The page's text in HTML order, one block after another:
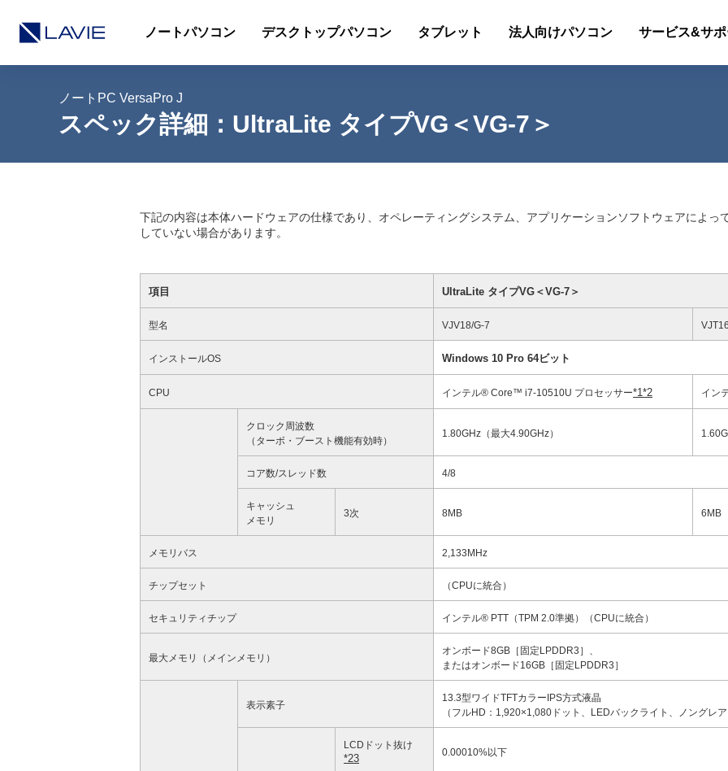
ノートパソコン デスクトップパソコン タブレット 法人向けパソコン サービス&サポ
スペック詳細：UltraLite タイプVG＜VG-7＞
ノートPC VersaPro J
下記の内容は本体ハードウェアの仕様であり、オペレーティングシステム、アプリケーションソフトウェアによっ
していない場合があります。
項目 UltraLite タイプVG＜VG-7＞
型名 VJV18/G-7
インストールOS Windows 10 Pro 64ビット
CPU インテル® Core™ i7-10510U プロセッサー*1*2 イン
クロック周波数
（ターボ・ブースト機能有効時）
1.80GHz（最大4.90GHz）
コア数/スレッド数 4/8
キャッシュ
メモリ
3次 8MB 6MB
メモリバス 2,133MHz
チップセット （CPUに統合）
セキュリティチップ インテル® PTT（TPM 2.0準拠）（CPUに統合）
最大メモリ（メインメモリ）
オンボード8GB［固定LPDDR3］、
またはオンボード16GB［固定LPDDR3］
表示素子
13.3型ワイドTFTカラーIPS方式液晶
（フルHD：1,920×1,080ドット、LEDバックライト、ノングレア
LCDドット抜け
*23 0.00010%以下